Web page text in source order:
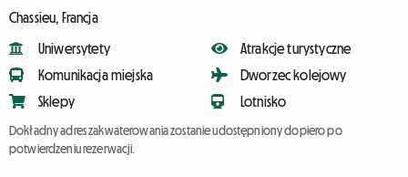
Chassieu, Francja
Uniwersytety
Komunikacja miejska
Sklepy
Atrakcje turystyczne
Dworzec kolejowy
Lotnisko
Dokładny adres zakwaterowania zostanie udostępniony dopiero po
potwierdzeniu rezerwacji.